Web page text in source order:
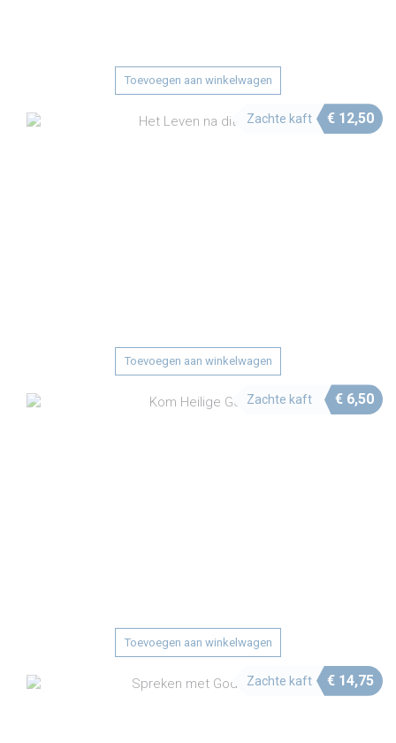
Toevoegen aan winkelwagen
Zachte kaft € 12,50
Toevoegen aan winkelwagen
Zachte kaft € 6,50
Toevoegen aan winkelwagen
Zachte kaft € 14,75